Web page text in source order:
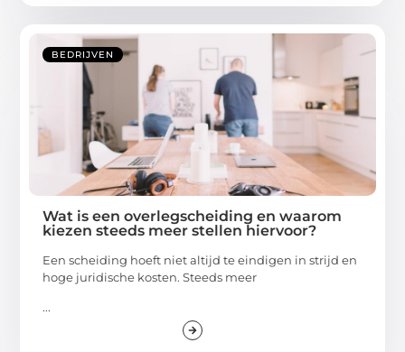
BEDRIJVEN
Wat is een overlegscheiding en waarom
kiezen steeds meer stellen hiervoor?
Een scheiding hoeft niet altijd te eindigen in strijd en
hoge juridische kosten. Steeds meer
...